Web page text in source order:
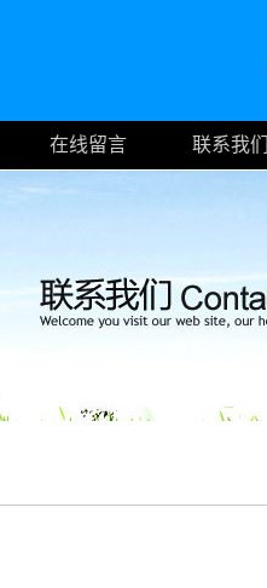
在线留言 联系我们